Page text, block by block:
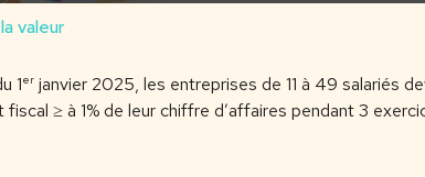
valeur
1er janvier 2025, les entreprises de 11 à 49 salariés
≥ à 1% de leur chiffre d’affaires pendant 3